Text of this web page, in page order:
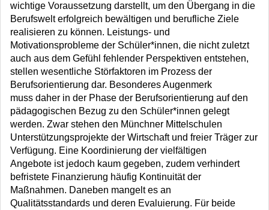
wichtige Voraussetzung darstellt, um den Übergang in die
Berufswelt erfolgreich bewältigen und berufliche Ziele
realisieren zu können. Leistungs- und
Motivationsprobleme der Schüler*innen, die nicht zuletzt
auch aus dem Gefühl fehlender Perspektiven entstehen,
stellen wesentliche Störfaktoren im Prozess der
Berufsorientierung dar. Besonderes Augenmerk
muss daher in der Phase der Berufsorientierung auf den
pädagogischen Bezug zu den Schüler*innen gelegt
werden. Zwar stehen den Münchner Mittelschulen
Unterstützungsprojekte der Wirtschaft und freier Träger zur
Verfügung. Eine Koordinierung der vielfältigen
Angebote ist jedoch kaum gegeben, zudem verhindert
befristete Finanzierung häufig Kontinuität der
Maßnahmen. Daneben mangelt es an
Qualitätsstandards und deren Evaluierung. Für beide